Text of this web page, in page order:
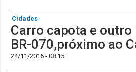
Cidades
Carro capota e outro
BR-070,próximo ao
24/11/2016 - 08:15